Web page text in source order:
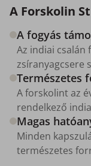
A Forskolin
A fogyás
Az indiai csalán
zsíranyagcsere
Természetes
A forskolint az
rendelkező
Magas
Minden
természetes